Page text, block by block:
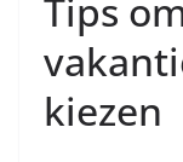
Tips
kiezen